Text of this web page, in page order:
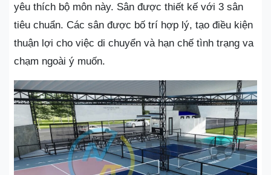
yêu thích bộ môn này. Sân được thiết kế với 3 sân
tiêu chuẩn. Các sân được bố trí hợp lý, tạo điều kiện
thuận lợi cho việc di chuyển và hạn chế tình trạng va
chạm ngoài ý muốn.